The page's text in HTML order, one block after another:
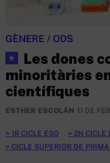
GÈNERE / ODS
★
Les dones
minoritàries
científiques
ESTHER ESCOLÁN 11 DE
1R CICLE ESO 2N CICLE
CICLE SUPERIOR DE